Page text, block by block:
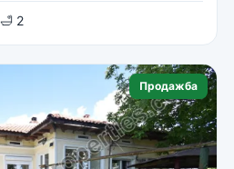
🛁 2
Продажба